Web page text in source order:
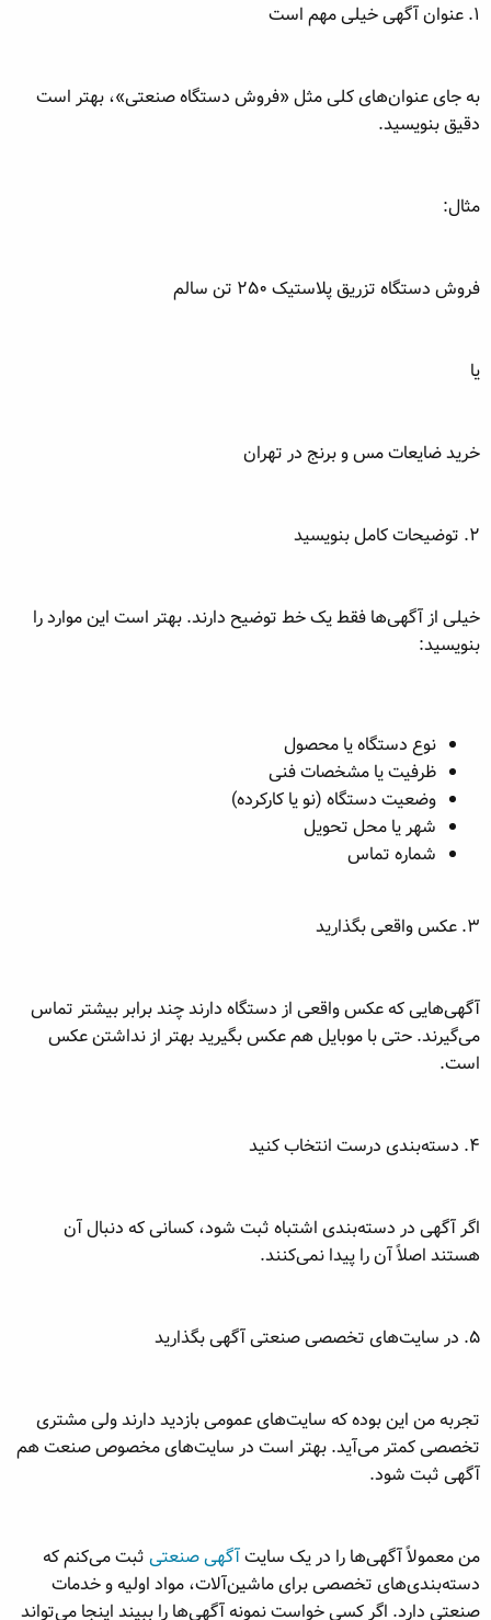
۱. عنوان آگهی خیلی مهم است
به جای عنوان‌های کلی مثل «فروش دستگاه صنعتی»، بهتر است
دقیق بنویسید.
مثال:
فروش دستگاه تزریق پلاستیک ۲۵۰ تن سالم
یا
خرید ضایعات مس و برنج در تهران
۲. توضیحات کامل بنویسید
خیلی از آگهی‌ها فقط یک خط توضیح دارند. بهتر است این موارد را
بنویسید:
نوع دستگاه یا محصول
ظرفیت یا مشخصات فنی
وضعیت دستگاه (نو یا کارکرده)
شهر یا محل تحویل
شماره تماس
۳. عکس واقعی بگذارید
آگهی‌هایی که عکس واقعی از دستگاه دارند چند برابر بیشتر تماس
می‌گیرند. حتی با موبایل هم عکس بگیرید بهتر از نداشتن عکس
است.
۴. دسته‌بندی درست انتخاب کنید
اگر آگهی در دسته‌بندی اشتباه ثبت شود، کسانی که دنبال آن
هستند اصلاً آن را پیدا نمی‌کنند.
۵. در سایت‌های تخصصی صنعتی آگهی بگذارید
تجربه من این بوده که سایت‌های عمومی بازدید دارند ولی مشتری
تخصصی کمتر می‌آید. بهتر است در سایت‌های مخصوص صنعت هم
آگهی ثبت شود.
من معمولاً آگهی‌ها را در یک سایتآگهی صنعتی ثبت می‌کنم که
دسته‌بندی‌های تخصصی برای ماشین‌آلات، مواد اولیه و خدمات
صنعتی دارد. اگر کسی خواست نمونه آگهی‌ها را ببیند اینجا می‌تواند